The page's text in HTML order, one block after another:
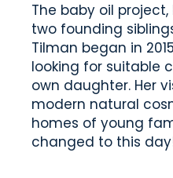
The baby oil
two founding
Tilman began in
looking for suitable
own daughter. Her
modern natural
homes of young
changed to this